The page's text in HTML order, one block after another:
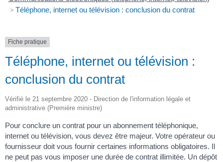
> Téléphone, internet ou télévision : conclusion du contrat
Fiche pratique
Téléphone, internet ou télévision :
conclusion du contrat
Vérifié le 21 septembre 2020 - Direction de l'information légale et
administrative (Première ministre)
Pour conclure un contrat pour un abonnement téléphonique,
internet ou télévision, vous devez être majeur. Votre opérateur ou
fournisseur doit vous fournir certaines informations obligatoires. Il
ne peut pas vous imposer une durée de contrat illimitée. Un dépôt